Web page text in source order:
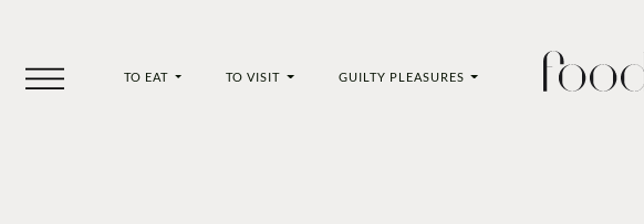
TO EAT TO VISIT GUILTY PLEASURES